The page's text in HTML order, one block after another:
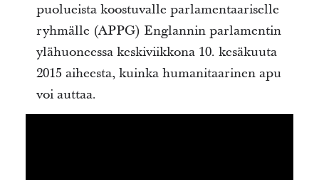
puolueista koostuvalle parlamentaariselle
ryhmälle (APPG) Englannin parlamentin
ylähuoneessa keskiviikkona 10. kesäkuuta
2015 aiheesta, kuinka humanitaarinen apu
voi auttaa.